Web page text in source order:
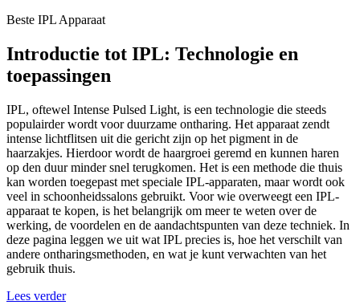
Beste IPL Apparaat
Introductie tot IPL: Technologie en
toepassingen
IPL, oftewel Intense Pulsed Light, is een technologie die steeds
populairder wordt voor duurzame ontharing. Het apparaat zendt
intense lichtflitsen uit die gericht zijn op het pigment in de
haarzakjes. Hierdoor wordt de haargroei geremd en kunnen haren
op den duur minder snel terugkomen. Het is een methode die thuis
kan worden toegepast met speciale IPL-apparaten, maar wordt ook
veel in schoonheidssalons gebruikt. Voor wie overweegt een IPL-
apparaat te kopen, is het belangrijk om meer te weten over de
werking, de voordelen en de aandachtspunten van deze techniek. In
deze pagina leggen we uit wat IPL precies is, hoe het verschilt van
andere ontharingsmethoden, en wat je kunt verwachten van het
gebruik thuis.
Lees verder